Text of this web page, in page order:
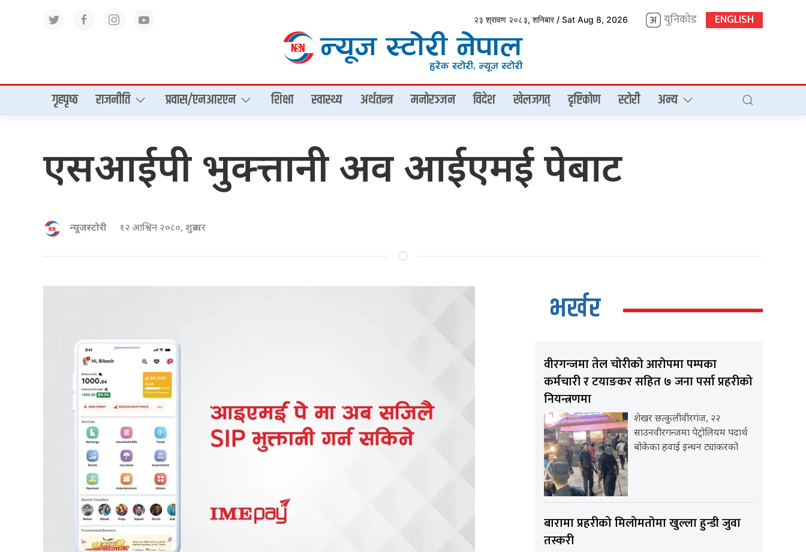
२३ श्रावण २०८३, शनिबार / Sat Aug 8, 2026 युनिकोड ENGLISH
गृहपृष्‍ठ राजनीति प्रवास/एनआरएन शिक्षा स्वास्थ्य अर्थतन्त्र मनोरञ्जन विदेश खेलजगत् दृष्टिकोण स्टोरी अन्य
एसआईपी भुक्त्तानी अव आईएमई पेबाट
न्यूजस्टोरी १२ आश्विन २०८०, शुक्रबार
भर्खर
वीरगन्जमा तेल चोरीको आरोपमा पम्पका
कर्मचारी र टयाङकर सहित ७ जना पर्सा प्रहरीको
नियन्त्रणमा
शेखर छत्कुलीवीरगंज, २२
साउनवीरगन्जमा पेट्रोलियम पदार्थ
बोकेका हवाई इन्धन ट्यांकरको
बारामा प्रहरीको मिलोमतोमा खुल्ला हुन्डी जुवा
तस्करी